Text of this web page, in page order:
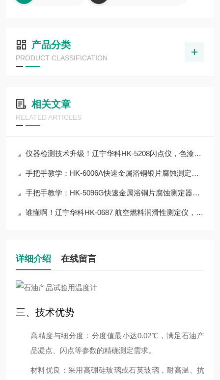
产品分类
PRODUCT CLASSIFICATION
相关文章
RELATED ARTICLES
仪器检测技术升级！辽宁华科HK-5208闪点仪，色漆胶粘剂检测神器
手把手教学：HK-6006A快速金属浴铜银片腐蚀测定器操作技巧，提升数据精准度
手把手教学：HK-5096G快速金属浴铜片腐蚀测定器操作技巧，提升数据精准度
谁懂啊！辽宁华科HK-0687 航空燃料润滑性测定仪，让检测流程省80%人力
详细介绍 在线留言
三、技术优势
高精度与细分度 ：分度值最小达0.02℃，满足石油产
品凝点、闪点等参数的精确测定需求。
材料优良 ：采用高硼硅玻璃或石英玻璃，耐高温、抗